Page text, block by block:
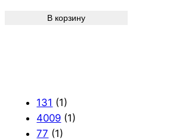
В корзину
131 (1)
4009 (1)
77 (1)